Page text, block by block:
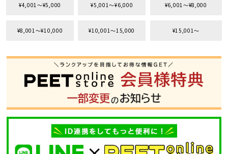
¥4,001〜¥5,000 ¥5,001〜¥6,000 ¥6,001〜¥8,000
¥8,001〜¥10,000 ¥10,001〜15,000 ¥15,001〜